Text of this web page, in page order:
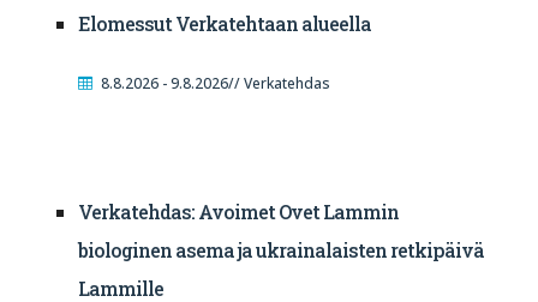
Elomessut Verkatehtaan alueella
8.8.2026 - 9.8.2026// Verkatehdas
Verkatehdas: Avoimet Ovet Lammin
biologinen asema ja ukrainalaisten retkipäivä
Lammille